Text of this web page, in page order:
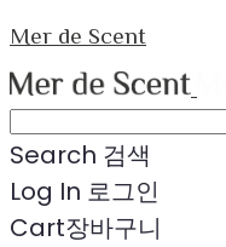
Mer de Scent
Search 검색
Log In 로그인
Cart장바구니